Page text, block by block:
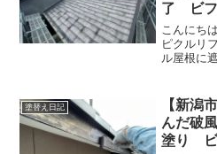
了 ビフ
こんにち
ピクルリ
ル屋根に
目→中塗
ます。今
塗替え日記
【新潟
んだ破
塗り ビ